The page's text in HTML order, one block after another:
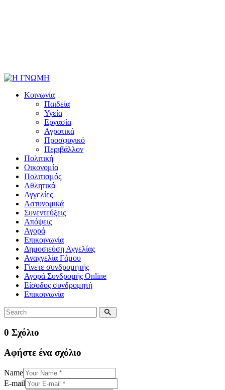
Κοινωνία
Παιδεία
Υγεία
Εργασία
Αγροτικά
Προσφυγικό
Περιβάλλον
Πολιτική
Οικονομία
Πολιτισμός
Αθλητικά
Αγγελίες
Αστυνομικά
Συνεντεύξεις
Απόψεις
Αγορά
Επικοινωνία
Δημοσιεύση Αγγελίας
Αναγγελία Γάμου
Γίνετε συνδρομητής
Αγορά Συνδρομής Online
Είσοδος συνδρομητή
Επικοινωνία
0 Σχόλιο
Αφήστε ένα σχόλιο
Name
E-mail